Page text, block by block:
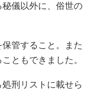
儀以外に、俗世の
管すること。また
ともできました。
刑リストに載せら